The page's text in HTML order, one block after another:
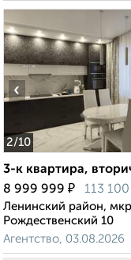
2/10
‹
3-к квартира,
8 999 999 ₽ 113 100
Ленинский район,
Рождественский 10
Агентство, 03.08.2026